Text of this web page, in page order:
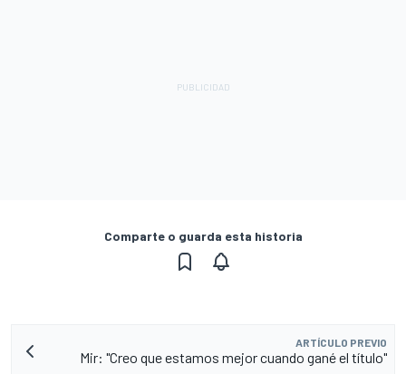
Comparte o guarda esta historia
ARTÍCULO PREVIO
Mir: "Creo que estamos mejor cuando gané el título"